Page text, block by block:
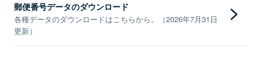
郵便番号データのダウンロード
各種データのダウンロードはこちらから。（2026年7月31日
更新）